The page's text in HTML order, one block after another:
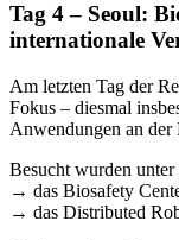
Tag 4 – Seoul:
internationale
Am letzten Tag der
Fokus – diesmal
Anwendungen an
Besucht wurden unter
→ das Biosafety
→ das Distributed